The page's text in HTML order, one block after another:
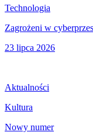
Technologia
Zagrożeni w
23 lipca 2026
Aktualności
Kultura
Nowy numer